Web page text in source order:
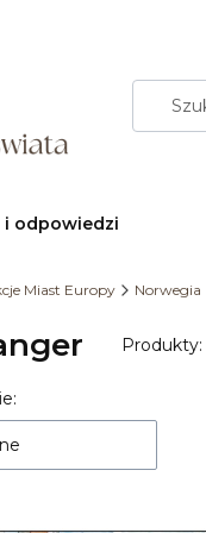
i odpowiedzi
Miast Europy Norwegia
Produkty: